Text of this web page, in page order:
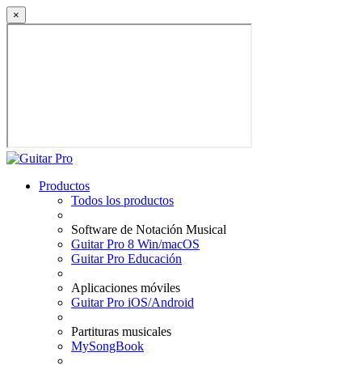
×
Productos
Todos los productos
Software de Notación Musical
Guitar Pro 8 Win/macOS
Guitar Pro Educación
Aplicaciones móviles
Guitar Pro iOS/Android
Partituras musicales
MySongBook